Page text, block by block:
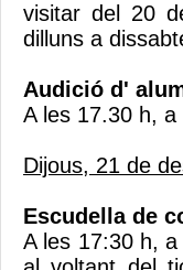
visitar del 20
dilluns a
Audició d'
A les 17.30 h,
Dijous, 21 de
Escudella de
A les 17:30 h,